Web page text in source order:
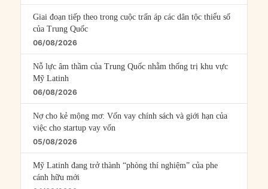
Giai đoạn tiếp theo trong cuộc trấn áp các dân tộc thiểu số
của Trung Quốc
06/08/2026
Nỗ lực âm thầm của Trung Quốc nhằm thống trị khu vực
Mỹ Latinh
06/08/2026
Nợ cho kẻ mộng mơ: Vốn vay chính sách và giới hạn của
việc cho startup vay vốn
05/08/2026
Mỹ Latinh đang trở thành “phòng thí nghiệm” của phe
cánh hữu mới